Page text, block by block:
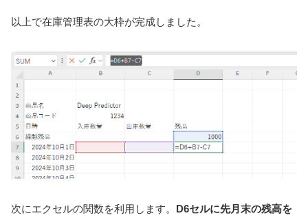
以上で在庫管理表の大枠が完成しました。
次にエクセルの関数を利用します。 D6セルに先月末の残高を